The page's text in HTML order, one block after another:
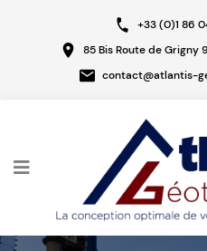
+33 (0)1 86
85 Bis Route de Grigny
contact@atlantis-